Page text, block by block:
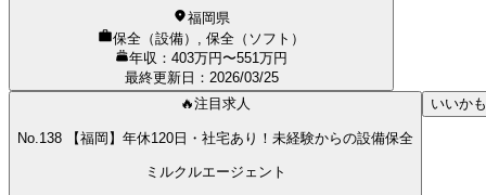
福岡県
保全（設備）, 保全（ソフト）
年収：403万円〜551万円
最終更新日 ： 2026/03/25
🔥注目求人
No.138 【福岡】年休120日・社宅あり！未経験からの設備保全
ミルクルエージェント
いいかも